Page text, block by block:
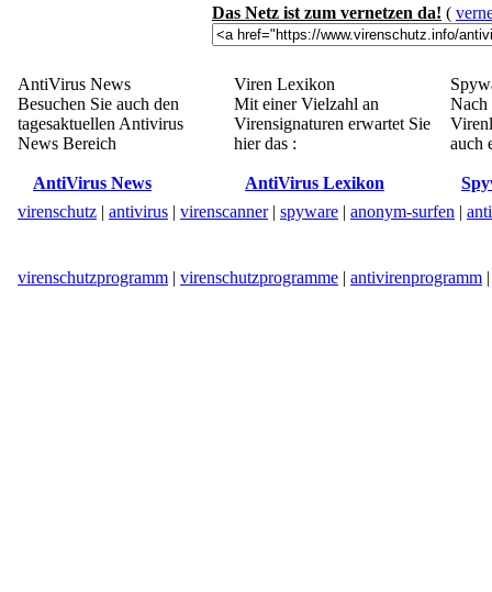
Das Netz ist zum vernetzen da! (
AntiVirus News
Besuchen Sie auch den
tagesaktuellen Antivirus
News Bereich
AntiVirus News
Viren Lexikon
Mit einer Vielzahl an
Virensignaturen erwartet Sie
hier das :
AntiVirus Lexikon
Nach
auch
virenschutz | antivirus | virenscanner| spyware | anonym-surfen |
virenschutzprogramm | virenschutzprogramme | antivirenprogramm